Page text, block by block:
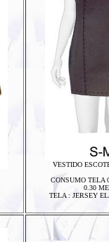
VESTIDO
CONSUMO TELA
0.30
TELA : JERSEY